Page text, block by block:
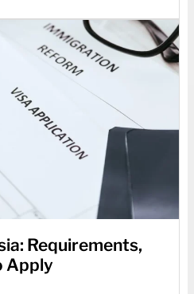
Requirements,
Apply